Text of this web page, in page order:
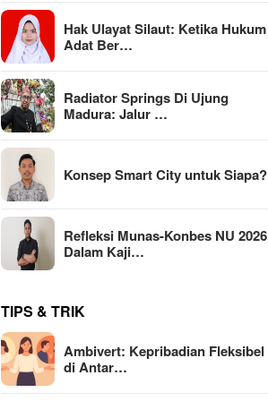
Hak Ulayat Silaut: Ketika Hukum
Adat Ber…
Radiator Springs Di Ujung
Madura: Jalur …
Konsep Smart City untuk Siapa?
Refleksi Munas-Konbes NU 2026
Dalam Kaji…
TIPS & TRIK
Ambivert: Kepribadian Fleksibel
di Antar…